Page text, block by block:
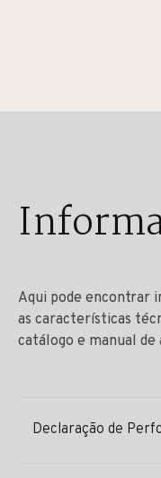
Aqui pode encontrar
as características
catálogo e manual
Declaração de